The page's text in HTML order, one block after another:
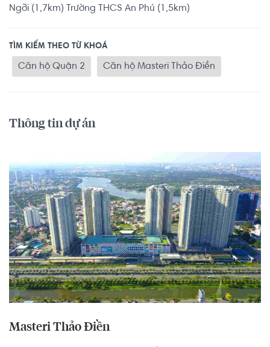
Ngỡi (1,7km) Trường THCS An Phú (1,5km)
TÌM KIẾM THEO TỪ KHOÁ
Căn hộ Quận 2 Căn hộ Masteri Thảo Điền
Thông tin dự án
Masteri Thảo Điền